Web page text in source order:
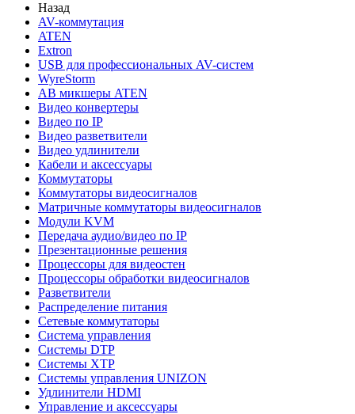
Назад
AV-коммутация
ATEN
Extron
USB для профессиональных AV-систем
WyreStorm
АВ микшеры ATEN
Видео конвертеры
Видео по IP
Видео разветвители
Видео удлинители
Кабели и аксессуары
Коммутаторы
Коммутаторы видеосигналов
Матричные коммутаторы видеосигналов
Модули KVM
Передача аудио/видео по IP
Презентационные решения
Процессоры для видеостен
Процессоры обработки видеосигналов
Разветвители
Распределение питания
Сетевые коммутаторы
Система управления
Системы DTP
Системы XTP
Системы управления UNIZON
Удлинители HDMI
Управление и аксессуары